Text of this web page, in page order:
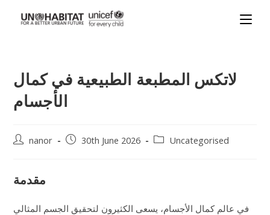
لاتكس المطبعة الطبيعية في كمال
الأجسام
nanor 30th June 2026 Uncategorised
مقدمة
في عالم كمال الأجسام، يسعى الكثيرون لتحقيق الجسم المثالي